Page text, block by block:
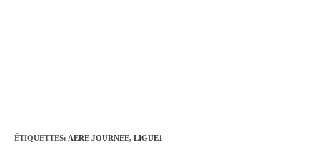
ÉTIQUETTES: AERE JOURNEE, LIGUE1